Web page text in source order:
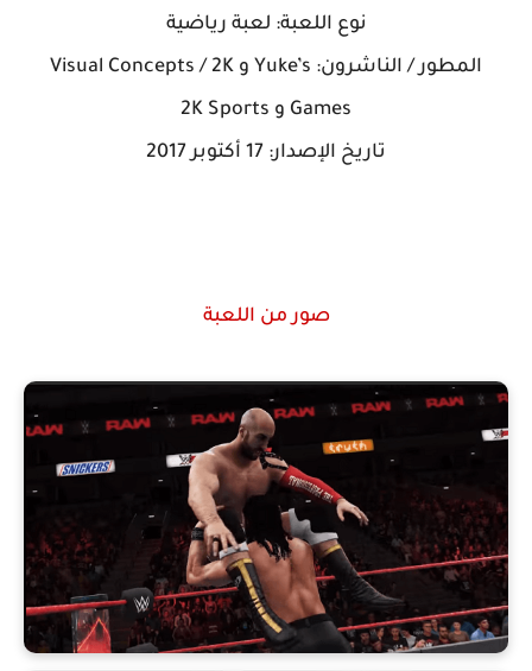
نوع اللعبة: لعبة رياضية
المطور / الناشرون: Yuke’s و Visual Concepts / 2K
Games و 2K Sports
تاريخ الإصدار: 17 أكتوبر 2017
صور من اللعبة